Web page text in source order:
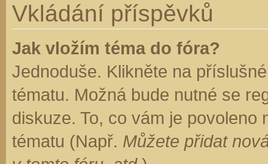
Vkládání příspěvků
Jak vložím téma do fóra?
Jednoduše. Klikněte na
tématu. Možná bude nutné se
diskuze. To, co vám je
tématu (Např. Můžete přidat